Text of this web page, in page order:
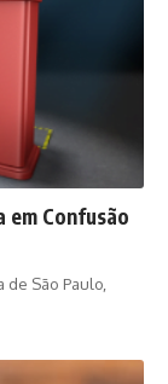
em Confusão
São Paulo,